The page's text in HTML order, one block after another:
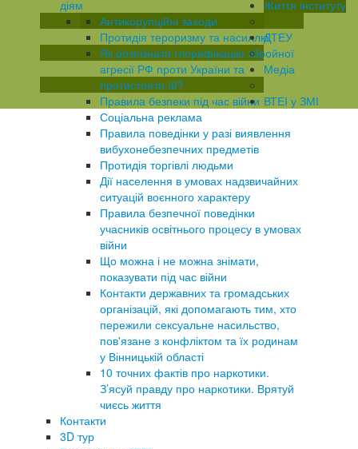
діям
Антикорупційні заходи
Протидія тероризму та насиллю
Як розпізнати глорифікацію збройної
агресії РФ проти України та
протистояти їй?
Правила безпеки під час війни
Соціальна реклама
Правила поведінки у разі виявлення
вибухонебезпечних предметів
Протидія торгівлі людьми
Дії населення в умовах надзвичайних
ситуацій воєнного характеру
Правила безпечної поведінки
учасників освітнього процесу в умовах
війни
Що можна і не можна знімати,
показувати під час війни
Контакти державних та громадських
організацій, які допомагають тим, хто
пережили сексуальне насильство,
пов'язане з конфліктом та їх родинам
у Вінницькій області
10 точних фактів про наркотики.
З’ясуй правду про наркотики. Врятуй
чиєсь життя
Контакти
3D тур
Життя інституту
ДТЕУ
Медіа
ВТЕІ у ЗМІ